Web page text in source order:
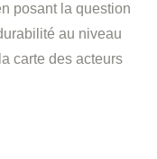
posant la question
au niveau
carte des acteurs